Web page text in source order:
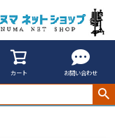
カート お問い合わせ